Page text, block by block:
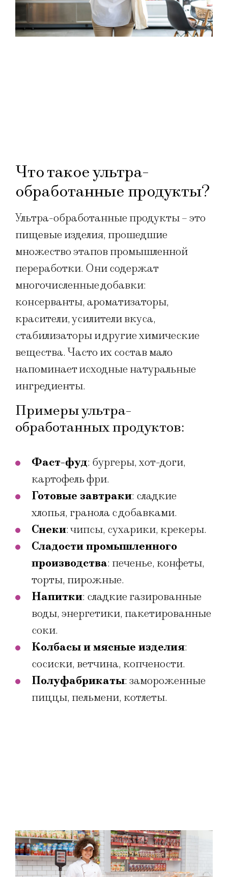
Что такое ультра-
обработанные продукты?
Ультра-обработанные продукты – это
пищевые изделия, прошедшие
множество этапов промышленной
переработки. Они содержат
многочисленные добавки:
консерванты, ароматизаторы,
красители, усилители вкуса,
стабилизаторы и другие химические
вещества. Часто их состав мало
напоминает исходные натуральные
ингредиенты.
Примеры ультра-
обработанных продуктов:
Фаст-фуд: бургеры, хот-доги,
картофель фри.
Готовые завтраки: сладкие
хлопья, гранола с добавками.
Снеки: чипсы, сухарики, крекеры.
Сладости промышленного
производства: печенье, конфеты,
торты, пирожные.
Напитки: сладкие газированные
воды, энергетики, пакетированные
соки.
Колбасы и мясные изделия:
сосиски, ветчина, копчености.
Полуфабрикаты: замороженные
пиццы, пельмени, котлеты.